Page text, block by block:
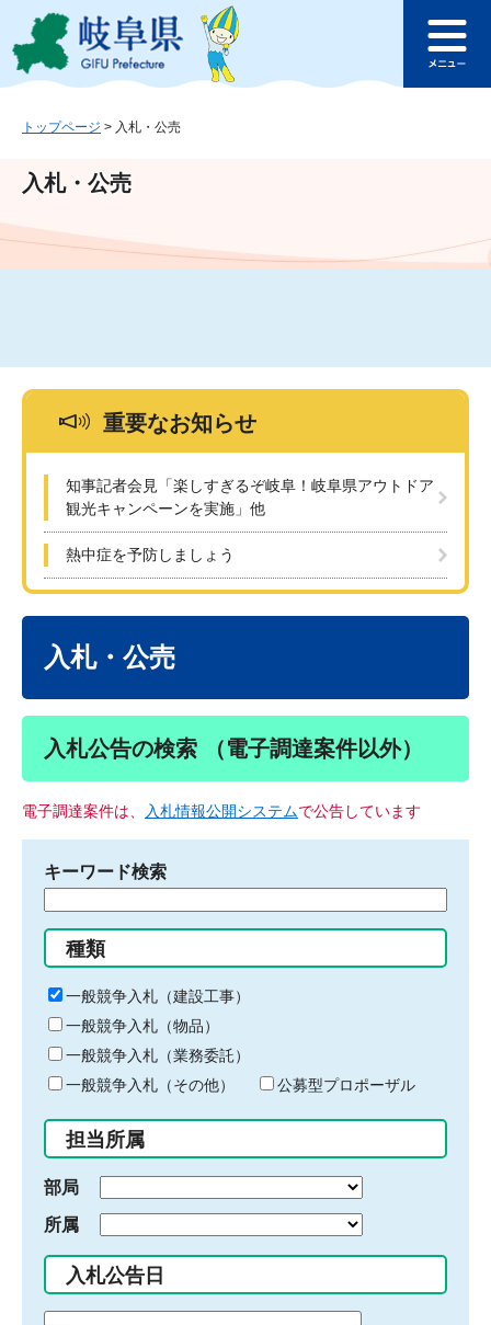
ジ
ュ
文
このページの本文へ
ュ
トップページ > 入札・公売
入札・公売
重要なお知らせ
知事記者会見「楽しすぎるぞ岐阜！岐阜県アウトドア
観光キャンペーンを実施」他
熱中症を予防しましょう
入札・公売
入札公告の検索 （電子調達案件以外）
電子調達案件は、 入札情報公開システムで公告しています
キーワード検索
る
キ
ー
ワ
ー
ド
入
力
種類
一般競争入札（建設工事）
一般競争入札（物品）
一般競争入札（業務委託）
一般競争入札（その他）
公募型プロポーザル
担当所属
部局
所属
入札公告日